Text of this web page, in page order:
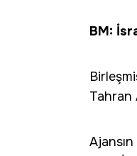
BM:
Tahran